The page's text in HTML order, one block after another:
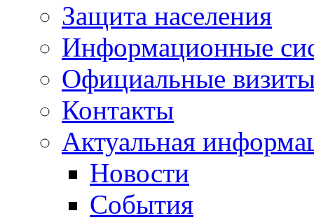
Защита населения
Информационные
Официальные
Контакты
Актуальная
Новости
События